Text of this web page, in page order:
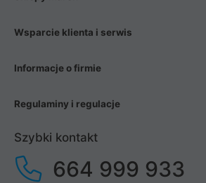
Wsparcie klienta i serwis
Informacje o firmie
Regulaminy i regulacje
Szybki kontakt
664 999 933